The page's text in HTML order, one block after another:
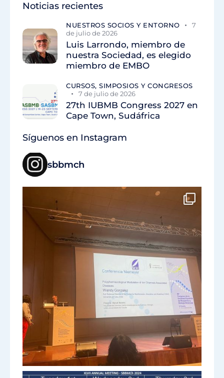
Noticias recientes
NUESTROS SOCIOS Y ENTORNO
7
de julio de 2026
Luis Larrondo, miembro de
nuestra Sociedad, es elegido
miembro de EMBO
CURSOS, SIMPOSIOS Y CONGRESOS
7 de julio de 2026
27th IUBMB Congress 2027 en
Cape Town, Sudáfrica
Síguenos en Instagram
sbbmch